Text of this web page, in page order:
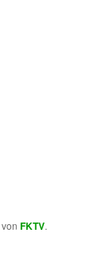
vonFKTV.